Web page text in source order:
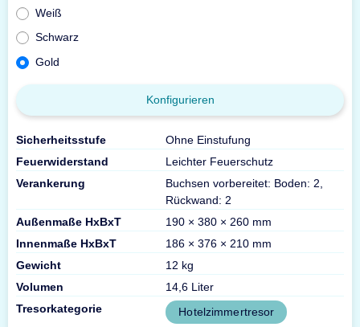
Weiß
Schwarz
Gold
Konfigurieren
Sicherheitsstufe
Ohne Einstufung
Feuerwiderstand
Leichter Feuerschutz
Verankerung
Buchsen vorbereitet: Boden: 2,
Rückwand: 2
Außenmaße HxBxT
190 × 380 × 260 mm
Innenmaße HxBxT
186 × 376 × 210 mm
Gewicht
12 kg
Volumen
14,6 Liter
Tresorkategorie
Hotelzimmertresor